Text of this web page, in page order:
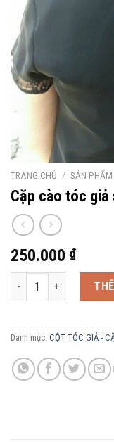
TRANG CHỦ / SẢN PHẨM
Cặp cào tóc giả
250.000 ₫
Cặp cào tóc giả soăn
Danh mục: CỘT TÓC GIẢ -